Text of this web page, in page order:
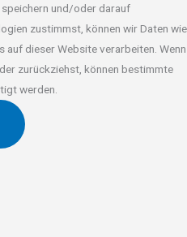
und/oder darauf
zustimmst, können wir Daten wie
auf dieser Website verarbeiten. Wenn
zurückziehst, können bestimmte
werden.